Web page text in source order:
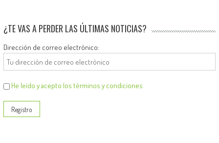
¿TE VAS A PERDER LAS ÚLTIMAS NOTICIAS?
Dirección de correo electrónico:
He leído y acepto los términos y condiciones